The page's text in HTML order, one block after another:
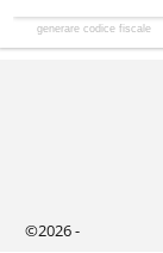
generare codice fiscale
©2026 -